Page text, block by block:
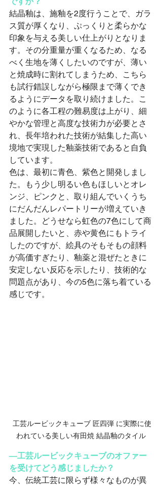
結晶釉は、施釉を2度行うことで、ガラ
ス質が厚くなり、ぷっくりと柔らかな
印象を与える美しい仕上がりとなりま
す。その分重量が重くなるため、なる
べく生地を薄くしたいのですが、薄い
と焼成時に割れてしまうため、こちら
も試行錯誤しながら極限まで薄くでき
るようにデータを取り続けました。こ
のように各工程の難易度は上がり、細
やかな管理と高度な技術力が必要とさ
れ、長年培われた技術が結集した高い
境地で実現した釉薬技術であると自負
しています。
色は、最初に青色、紫色と開発しまし
た。もう少し明るい色もほしいとオレ
ンジ、ピンクと、取り組んでいくうち
にだんだんレパートリーが増えていき
ました。どうせなら虹色の7色にして商
品展開したいと、赤や黄色にもトライ
したのですが、絵具のそもそもの顔料
が高価すぎたり、釉薬と混ぜたときに
安定しない反応を示したり、技術的な
問題点があり、今の5色に落ち着ている
感じです。
われている美しい有田焼 結晶釉のタイル
―工芸ルービックキューブのオファー
を受けてどう感じましたか？
今、伝統工芸に限らず様々なものが異